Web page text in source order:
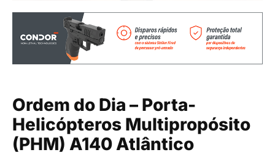
Ordem do Dia – Porta-
Helicópteros Multipropósito
(PHM) A140 Atlântico